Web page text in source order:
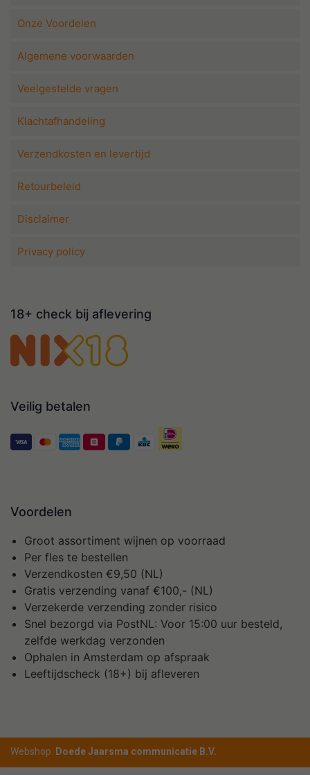
Onze Voordelen
Algemene voorwaarden
Veelgestelde vragen
Klachtafhandeling
Verzendkosten en levertijd
Retourbeleid
Disclaimer
Privacy policy
18+ check bij aflevering
Veilig betalen
Voordelen
Groot assortiment wijnen op voorraad
Per fles te bestellen
Verzendkosten €9,50 (NL)
Gratis verzending vanaf €100,- (NL)
Verzekerde verzending zonder risico
Snel bezorgd via PostNL: Voor 15:00 uur besteld,
zelfde werkdag verzonden
Ophalen in Amsterdam op afspraak
Leeftijdscheck (18+) bij afleveren
Webshop: Doede Jaarsma communicatie B.V.